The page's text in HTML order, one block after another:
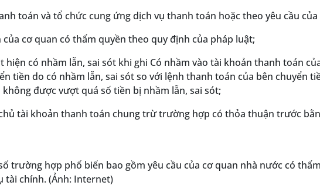
toán và tổ chức cung ứng dịch vụ thanh toán hoặc theo yêu cầu
cơ quan có thẩm quyền theo quy định của pháp luật;
có nhầm lẫn, sai sót khi ghi Có nhầm vào tài khoản thanh toán
tiền do có nhầm lẫn, sai sót so với lệnh thanh toán của bên chuyển
được vượt quá số tiền bị nhầm lẫn, sai sót;
tài khoản thanh toán chung trừ trường hợp có thỏa thuận trước
trường hợp phổ biến bao gồm yêu cầu của cơ quan nhà nước có
tài chính. (Ảnh: Internet)